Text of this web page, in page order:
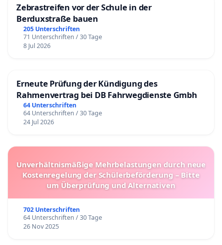
Zebrastreifen vor der Schule in der
Berduxstraße bauen
205 Unterschriften
71 Unterschriften / 30 Tage
8 Jul 2026
Erneute Prüfung der Kündigung des
Rahmenvertrag bei DB Fahrwegdienste Gmbh
64 Unterschriften
64 Unterschriften / 30 Tage
24 Jul 2026
Unverhältnismäßige Mehrbelastungen durch neue
Kostenregelung der Schülerbeförderung – Bitte
um Überprüfung und Alternativen
702 Unterschriften
64 Unterschriften / 30 Tage
26 Nov 2025